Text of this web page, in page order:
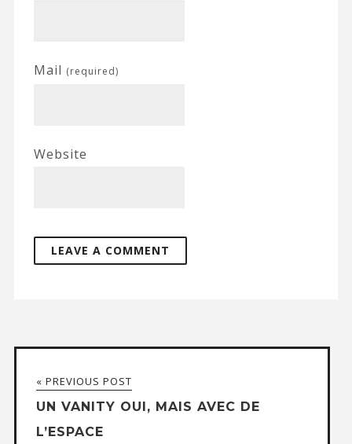
Mail (required)
Website
« PREVIOUS POST
UN VANITY OUI, MAIS AVEC DE
L’ESPACE